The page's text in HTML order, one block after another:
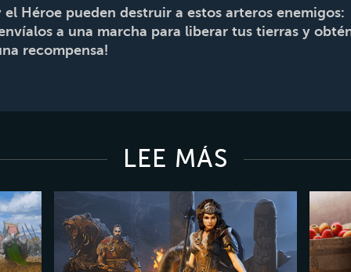
el Héroe pueden destruir a estos arteros enemigos:
a una marcha para liberar tus tierras y
recompensa!
LEE MÁS